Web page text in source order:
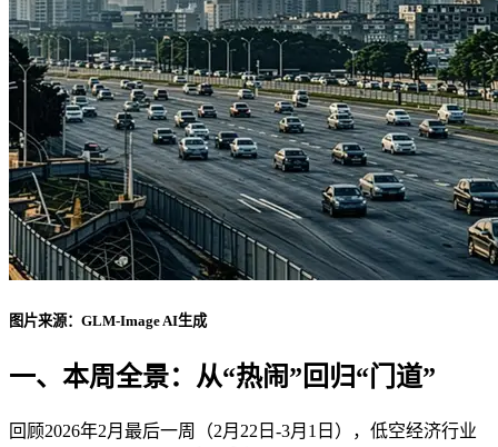
图片来源：GLM-Image AI生成
一、本周全景：从“热闹”回归“门道”
回顾2026年2月最后一周（2月22日-3月1日），低空经济行业